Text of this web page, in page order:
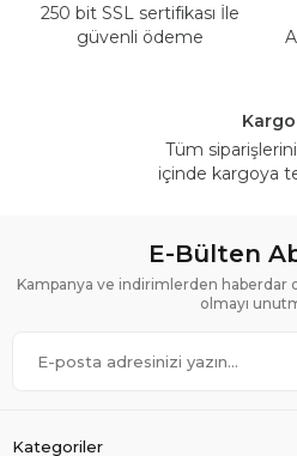
250 bit SSL sertifikası İle
güvenli ödeme
Kargo
Tüm
içinde kargoya
E-Bülten
Kampanya ve indirimlerden haberdar
olmayı
Kategoriler